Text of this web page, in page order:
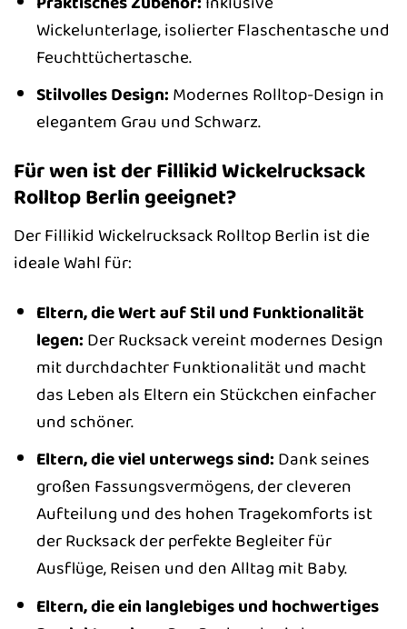
Wickelunterlage, isolierter Flaschentasche und
Feuchttüchertasche.
Stilvolles Design: Modernes Rolltop-Design in
elegantem Grau und Schwarz.
Für wen ist der Fillikid Wickelrucksack
Rolltop Berlin geeignet?
Der Fillikid Wickelrucksack Rolltop Berlin ist die
ideale Wahl für:
Eltern, die Wert auf Stil und Funktionalität
legen: Der Rucksack vereint modernes Design
mit durchdachter Funktionalität und macht
das Leben als Eltern ein Stückchen einfacher
und schöner.
Eltern, die viel unterwegs sind: Dank seines
großen Fassungsvermögens, der cleveren
Aufteilung und des hohen Tragekomforts ist
der Rucksack der perfekte Begleiter für
Ausflüge, Reisen und den Alltag mit Baby.
Eltern, die ein langlebiges und hochwertiges